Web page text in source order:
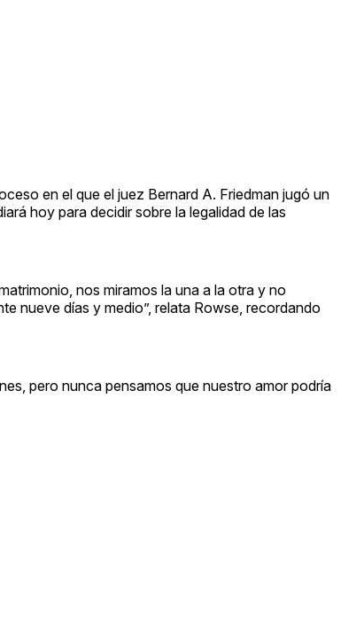
en el que el juez Bernard A. Friedman jugó un
hoy para decidir sobre la legalidad de las
nos miramos la una a la otra y no
nueve días y medio”, relata Rowse, recordando
pero nunca pensamos que nuestro amor podría